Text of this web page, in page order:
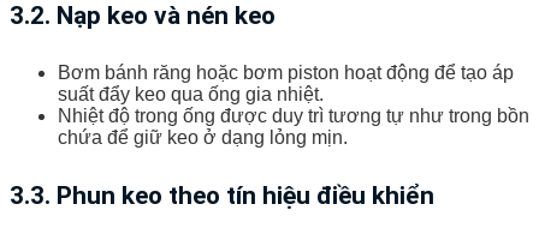
3.2. Nạp keo và nén keo
Bơm bánh răng hoặc bơm piston hoạt động để tạo áp
suất đẩy keo qua ống gia nhiệt.
Nhiệt độ trong ống được duy trì tương tự như trong bồn
chứa để giữ keo ở dạng lỏng mịn.
3.3. Phun keo theo tín hiệu điều khiển